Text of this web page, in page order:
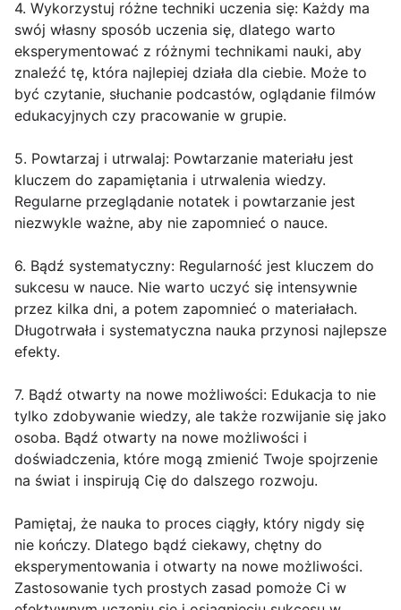
4. Wykorzystuj różne techniki uczenia się: Każdy ma
swój własny sposób uczenia się, dlatego warto
eksperymentować z różnymi technikami nauki, aby
znaleźć tę, która najlepiej działa dla ciebie. Może to
być czytanie, słuchanie podcastów, oglądanie filmów
edukacyjnych czy pracowanie w grupie.
5. Powtarzaj i utrwalaj: Powtarzanie materiału jest
kluczem do zapamiętania i utrwalenia wiedzy.
Regularne przeglądanie notatek i powtarzanie jest
niezwykle ważne, aby nie zapomnieć o nauce.
6. Bądź systematyczny: Regularność jest kluczem do
sukcesu w nauce. Nie warto uczyć się intensywnie
przez kilka dni, a potem zapomnieć o materiałach.
Długotrwała i systematyczna nauka przynosi najlepsze
efekty.
7. Bądź otwarty na nowe możliwości: Edukacja to nie
tylko zdobywanie wiedzy, ale także rozwijanie się jako
osoba. Bądź otwarty na nowe możliwości i
doświadczenia, które mogą zmienić Twoje spojrzenie
na świat i inspirują Cię do dalszego rozwoju.
Pamiętaj, że nauka to proces ciągły, który nigdy się
nie kończy. Dlatego bądź ciekawy, chętny do
eksperymentowania i otwarty na nowe możliwości.
Zastosowanie tych prostych zasad pomoże Ci w